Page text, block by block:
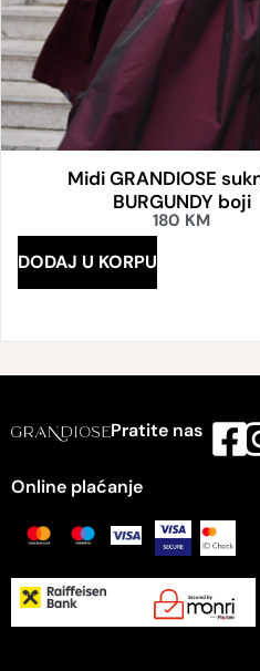
Midi GRANDIOSE
BURGUNDY boji
180 KM
DODAJ U KORPU
Pratite nas
Online plaćanje